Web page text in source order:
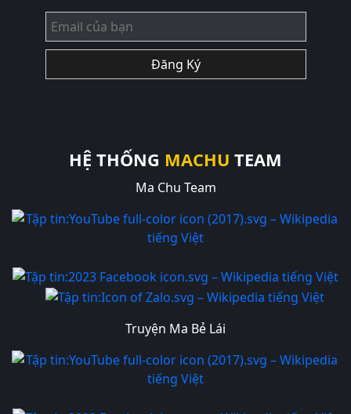
Đăng Ký
HỆ THỐNG MACHU TEAM
Ma Chu Team
Truyện Ma Bẻ Lái